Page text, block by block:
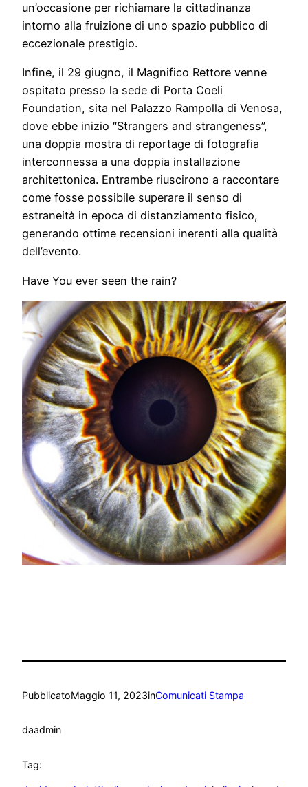
un’occasione per richiamare la cittadinanza
intorno alla fruizione di uno spazio pubblico di
eccezionale prestigio.
Infine, il 29 giugno, il Magnifico Rettore venne
ospitato presso la sede di Porta Coeli
Foundation, sita nel Palazzo Rampolla di Venosa,
dove ebbe inizio “Strangers and strangeness”,
una doppia mostra di reportage di fotografia
interconnessa a una doppia installazione
architettonica. Entrambe riuscirono a raccontare
come fosse possibile superare il senso di
estraneità in epoca di distanziamento fisico,
generando ottime recensioni inerenti alla qualità
dell’evento.
Have You ever seen the rain?
PubblicatoMaggio 11, 2023inComunicati Stampa
daadmin
Tag: